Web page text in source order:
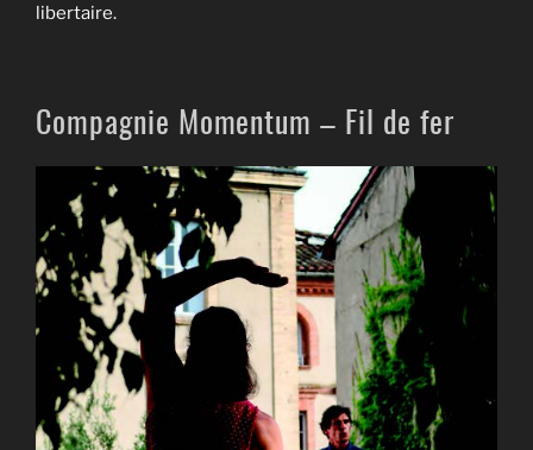
libertaire.
Compagnie Momentum – Fil de fer